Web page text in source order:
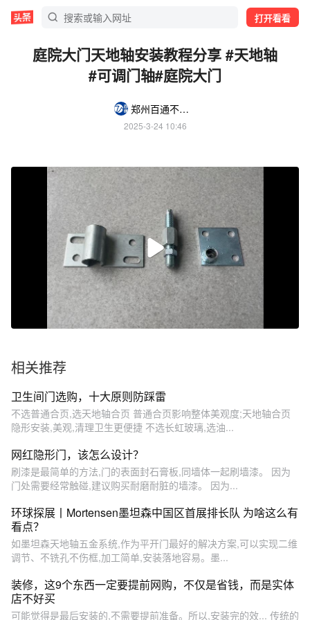
打开看看
庭院大门天地轴安装教程分享 #天地轴
#可调门轴#庭院大门
郑州百通不锈钢配件总汇
2025-3-24 10:46
相关推荐
卫生间门选购，十大原则防踩雷
不选普通合页,选天地轴合页 普通合页影响整体美观度;天地轴合页
隐形安装,美观,清理卫生更便捷 不选长虹玻璃,选油...
网红隐形门，该怎么设计？
刷漆是最简单的方法,门的表面封石膏板,同墙体一起刷墙漆。 因为
门处需要经常触碰,建议购买耐磨耐脏的墙漆。 因为...
环球探展丨Mortensen墨坦森中国区首展排长队 为啥这么有
看点？
如墨坦森天地轴五金系统,作为平开门最好的解决方案,可以实现二维
调节、不铣孔不伤框,加工简单,安装落地容易。墨...
装修，这9个东西一定要提前网购，不仅是省钱，而是实体
店不好买
可能觉得是最后安装的,不需要提前准备。所以,安装完的效... 传统的